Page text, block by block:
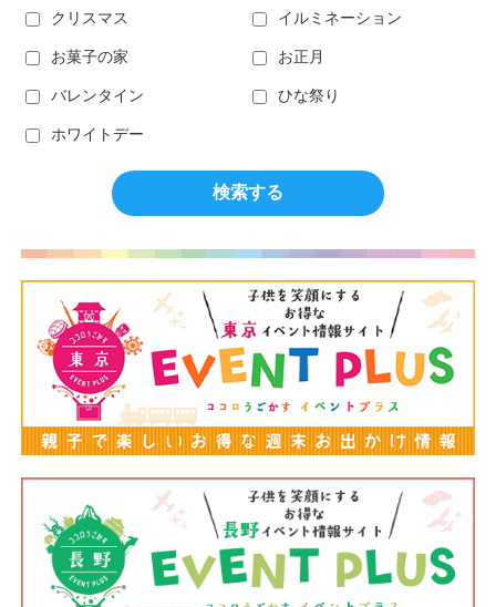
クリスマス イルミネーション
お菓子の家 お正月
バレンタイン ひな祭り
ホワイトデー